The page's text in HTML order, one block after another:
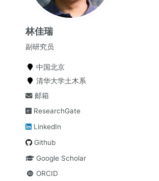
林佳瑞
副研究员
中国北京
清华大学土木系
邮箱
ResearchGate
LinkedIn
Github
Google Scholar
ORCID